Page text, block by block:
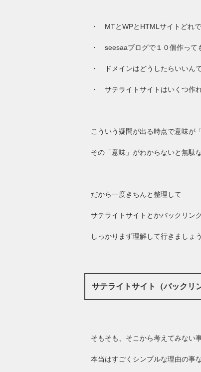
・ MTとWPとHTMLサイトどれ
・ seesaaブログで１０個作って
・ ドメインはどうしたらいいん
・ サテライトサイトはいくつ作
こういう疑問が出る時点で意味が
その「意味」がわからないと無駄
だから一度きちんと整理して
サテライトサイトとかバックリン
しっかりまず理解して行きましょ
サテライトサイト（バックリ
そもそも、そこから考えてみない
本当はすごくシンプルな理由の事